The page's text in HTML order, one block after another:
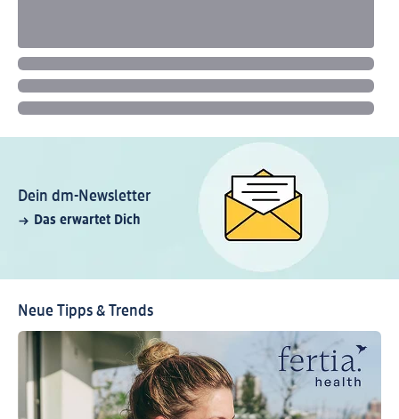
Dein dm-Newsletter
Das erwartet Dich
Neue Tipps & Trends